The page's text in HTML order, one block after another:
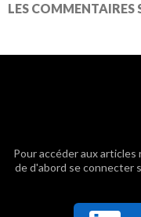
LES COMMENTAIRES
Pour accéder aux
de d'abord se connecter